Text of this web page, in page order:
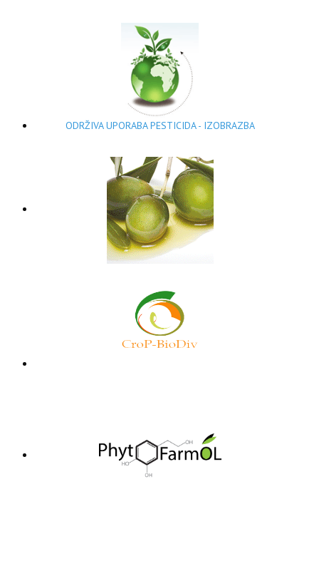
ODRŽIVA UPORABA PESTICIDA - IZOBRAZBA